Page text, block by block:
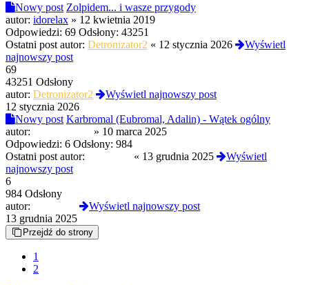
Nowy post Zolpidem... i wasze przygody
autor: idorelax » 12 kwietnia 2019
Odpowiedzi: 69 Odsłony: 43251
Ostatni post autor: Detronizator2 « 12 stycznia 2026
Wyświetl
najnowszy post
69
43251 Odsłony
autor: Detronizator2
Wyświetl najnowszy post
12 stycznia 2026
Nowy post Karbromal (Eubromal, Adalin) - Wątek ogólny
autor:
» 10 marca 2025
Odpowiedzi: 6 Odsłony: 984
Ostatni post autor:
« 13 grudnia 2025
Wyświetl
najnowszy post
6
984 Odsłony
autor:
Wyświetl najnowszy post
13 grudnia 2025
Przejdź do strony
1
2